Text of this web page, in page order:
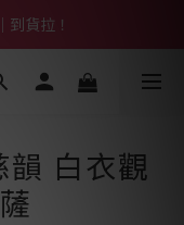
運「轉」進來
到貨拉！
運「轉」進來
白衣觀